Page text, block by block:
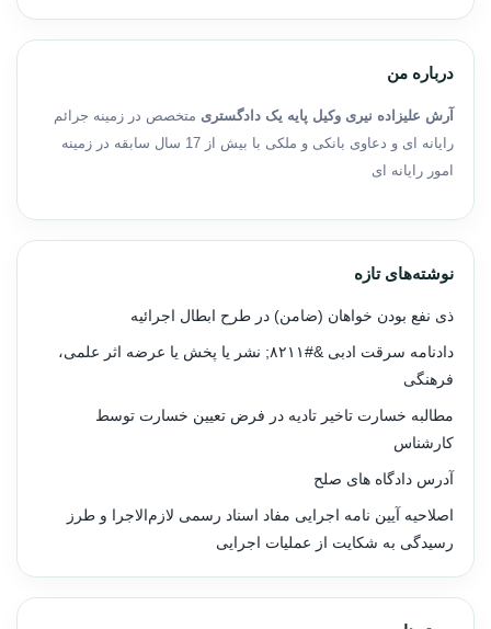
درباره من
آرش علیزاده نیری وکیل پایه یک دادگستری متخصص در زمینه جرائم
رایانه ای و دعاوی بانکی و ملکی با بیش از 17 سال سابقه در زمینه
امور رایانه ای
نوشته‌های تازه
ذی نفع بودن خواهان (ضامن) در طرح ابطال اجرائیه
دادنامه سرقت ادبی &#۸۲۱۱; نشر یا پخش یا عرضه اثر علمی،
فرهنگی
مطالبه خسارت تاخیر تادیه در فرض تعیین خسارت توسط
کارشناس
آدرس دادگاه های صلح
اصلاحیه آیین نامه اجرایی مفاد اسناد رسمی لازم‌الاجرا و طرز
رسیدگی به شکایت از عملیات اجرایی